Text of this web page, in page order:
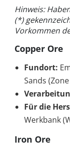
Hinweis:
(*)
Vorkommen
Copper Ore
Fundort:
Sands
Für die
Werkbank
Iron Ore